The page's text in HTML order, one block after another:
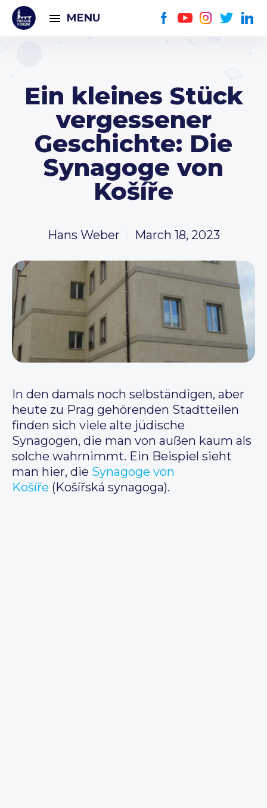
MENU
Ein kleines Stück
vergessener
Geschichte: Die
Synagoge von
Košíře
Hans Weber March 18, 2023
In den damals noch selbständigen, aber
heute zu Prag gehörenden Stadtteilen
finden sich viele alte jüdische
Synagogen, die man von außen kaum als
solche wahrnimmt. Ein Beispiel sieht
man hier, die Synagoge von
Košíře (Košířská synagoga).